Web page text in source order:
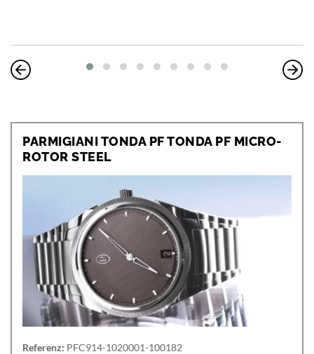
PARMIGIANI TONDA PF TONDA PF MICRO-
ROTOR STEEL
Referenz: PFC914-1020001-100182